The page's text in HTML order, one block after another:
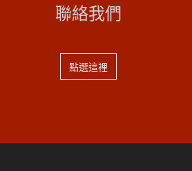
聯絡我們
點選這裡